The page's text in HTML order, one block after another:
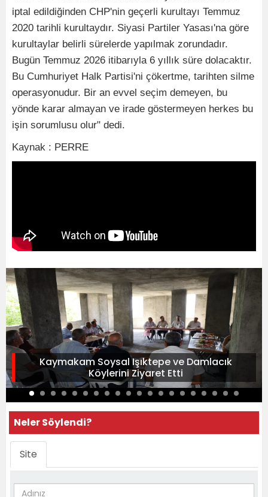
iptal edildiğinden CHP'nin geçerli kurultayı Temmuz
2020 tarihli kurultaydır. Siyasi Partiler Yasası'na göre
kurultaylar belirli sürelerde yapılmak zorundadır.
Bugün Temmuz 2026 itibarıyla 6 yıllık süre dolacaktır.
Bu Cumhuriyet Halk Partisi'ni çökertme, tarihten silme
operasyonudur. Bir an evvel seçim demeyen, bu
yönde karar almayan ve irade göstermeyen herkes bu
işin sorumlusu olur" dedi.
Kaynak : PERRE
Kaymakam Soysal Işıktepe ve Damlacık
Köylerini Ziyaret Etti
Neler Söylendi?
Site